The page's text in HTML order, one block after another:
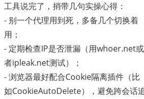
工具说完了，捎带几句实操心得：
- 别一个代理用到死，多备几个切换着
用；
- 定期检查IP是否泄漏（用whoer.net或
者ipleak.net测试）；
- 浏览器最好配合Cookie隔离插件（比
如CookieAutoDelete），避免跨会话